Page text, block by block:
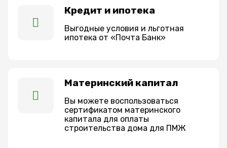
Кредит и ипотека
Выгодные условия и льготная
ипотека от «Почта Банк»
Материнский капитал
Вы можете воспользоваться
сертификатом материнского
капитала для оплаты
строительства дома для ПМЖ